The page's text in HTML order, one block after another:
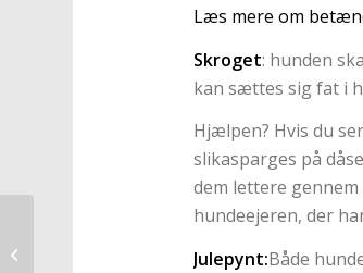
Læs mere om
Skroget: hunden
kan sættes sig fat i
Hjælpen? Hvis du
slikasparges på
dem lettere
hundeejeren, der
Julepynt:Både